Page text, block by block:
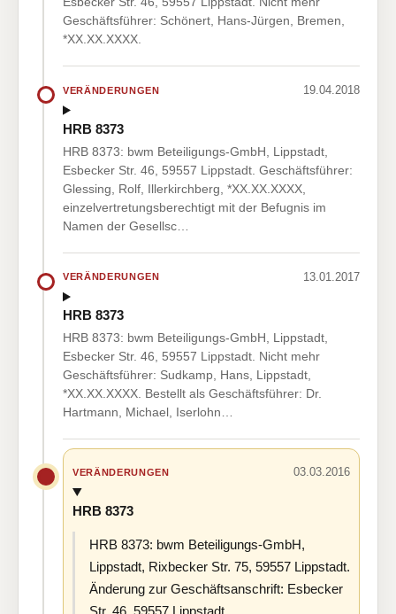
Geschäftsführer: Schönert, Hans-Jürgen, Bremen,
*XX.XX.XXXX.
VERÄNDERUNGEN 19.04.2018
HRB 8373
HRB 8373: bwm Beteiligungs-GmbH, Lippstadt,
Esbecker Str. 46, 59557 Lippstadt. Geschäftsführer:
Glessing, Rolf, Illerkirchberg, *XX.XX.XXXX,
einzelvertretungsberechtigt mit der Befugnis im
Namen der Gesellsc…
VERÄNDERUNGEN 13.01.2017
HRB 8373
HRB 8373: bwm Beteiligungs-GmbH, Lippstadt,
Esbecker Str. 46, 59557 Lippstadt. Nicht mehr
Geschäftsführer: Sudkamp, Hans, Lippstadt,
*XX.XX.XXXX. Bestellt als Geschäftsführer: Dr.
Hartmann, Michael, Iserlohn…
VERÄNDERUNGEN 03.03.2016
HRB 8373
HRB 8373: bwm Beteiligungs-GmbH,
Lippstadt, Rixbecker Str. 75, 59557 Lippstadt.
Änderung zur Geschäftsanschrift: Esbecker
Str. 46, 59557 Lippstadt.